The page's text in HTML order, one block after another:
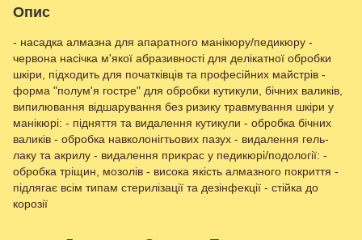
Опис
- насадка алмазна для апаратного манікюру/педикюру -
червона насічка м'якої абразивності для делікатної обробки
шкіри, підходить для початківців та професійних майстрів -
форма "полум'я гостре" для обробки кутикули, бічних валиків,
випилювання відшарування без ризику травмування шкіри у
манікюрі: - підняття та видалення кутикули - обробка бічних
валиків - обробка навколонігтьових пазух - видалення гель-
лаку та акрилу - видалення прикрас у педикюрі/подології: -
обробка тріщин, мозолів - висока якість алмазного покриття -
підлягає всім типам стерилізації та дезінфекції - стійка до
корозії